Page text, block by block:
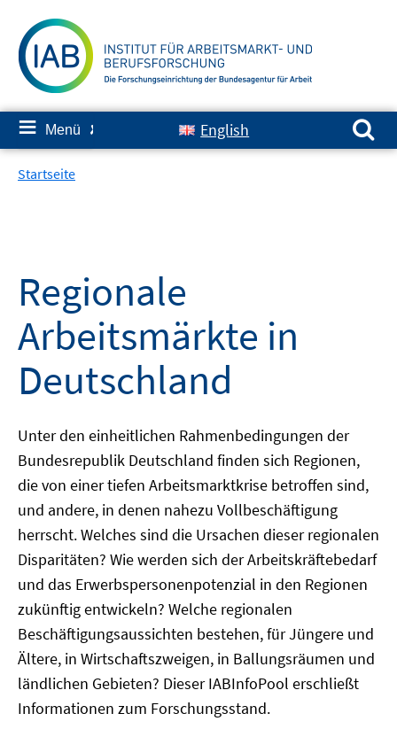
zum
Inhalt
≡ Menü ✘ English
Suchen nach:
Startseite
Regionale
Arbeitsmärkte in
Deutschland
Unter den einheitlichen Rahmenbedingungen der
Bundesrepublik Deutschland finden sich Regionen,
die von einer tiefen Arbeitsmarktkrise betroffen sind,
und andere, in denen nahezu Vollbeschäftigung
herrscht. Welches sind die Ursachen dieser regionalen
Disparitäten? Wie werden sich der Arbeitskräftebedarf
und das Erwerbspersonenpotenzial in den Regionen
zukünftig entwickeln? Welche regionalen
Beschäftigungsaussichten bestehen, für Jüngere und
Ältere, in Wirtschaftszweigen, in Ballungsräumen und
ländlichen Gebieten? DieserIABInfoPool erschließt
Informationen zum Forschungsstand.